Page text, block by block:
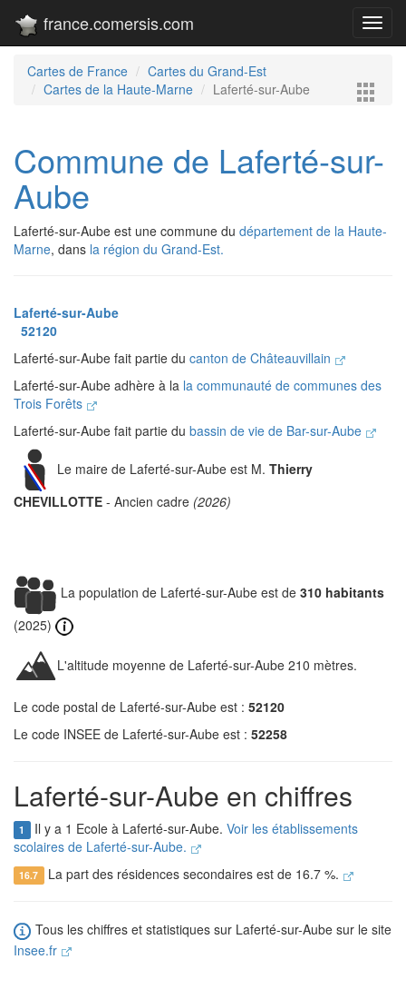
france.comersis.com
Cartes de France
Cartes du Grand-Est
Cartes de la Haute-Marne
Laferté-sur-Aube
Commune de Laferté-sur-
Aube
Laferté-sur-Aube est une commune du département de la Haute-
Marne, dans la région du Grand-Est.
Laferté-sur-Aube
52120
Laferté-sur-Aube fait partie du canton de Châteauvillain
Laferté-sur-Aube adhère à la la communauté de communes des
Trois Forêts
Laferté-sur-Aube fait partie du bassin de vie de Bar-sur-Aube
Le maire de Laferté-sur-Aube est M. Thierry
CHEVILLOTTE - Ancien cadre (2026)
La population de Laferté-sur-Aube est de 310 habitants
(2025)
L'altitude moyenne de Laferté-sur-Aube 210 mètres.
Le code postal de Laferté-sur-Aube est : 52120
Le code INSEE de Laferté-sur-Aube est : 52258
Laferté-sur-Aube en chiffres
1 Il y a 1 Ecole à Laferté-sur-Aube. Voir les établissements
scolaires de Laferté-sur-Aube.
16.7 La part des résidences secondaires est de 16.7 %.
Tous les chiffres et statistiques sur Laferté-sur-Aube sur le site
Insee.fr